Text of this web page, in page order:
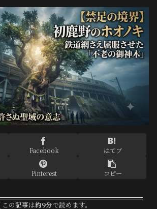
Facebook はてブ
Pinterest コピー
この記事は約9分で読めます。